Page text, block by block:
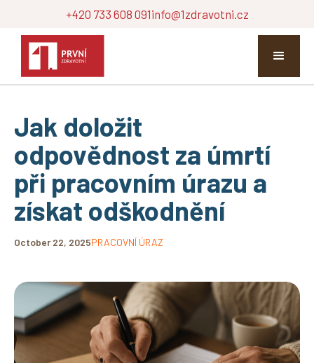
+420 733 608 091info@1zdravotni.cz
Jak doložit
odpovědnost za úmrtí
při pracovním úrazu a
získat odškodnění
October 22, 2025PRACOVNÍ ÚRAZ